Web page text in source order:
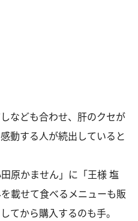
なども合わせ、肝のクセが
動する人が続出していると
原かません」に「王様 塩
載せて食べるメニューも販
てから購入するのも手。